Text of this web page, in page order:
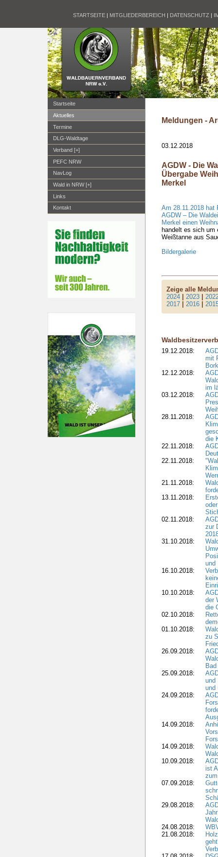
STARTSEITE | MITGLIEDERBEREICH | DATENSCHUTZ |
Startseite
Aktuelles
Termine
DLG-Waldtage
Verband [+]
PEFC NRW
NavLog
Wald in NRW [+]
Links
Kontakt
Meldungen -
03.12.2018
AGDW - Die
Übergabe
Merkel
Am 28.11.2018 hat
AGDW – Die
Merkel einen
handelt es sich um
Weißtanne aus
Bildergalerie
Zeige alle
2024 |2023 |
2017 |2016 |
19.12.2018:
mit
12.12.2018:
im
03.12.2018:
28.11.2018:
die
22.11.2018:
22.11.2018:
21.11.2018:
13.11.2018:
02.11.2018:
zur
31.10.2018:
und
16.10.2018:
10.10.2018:
der
die
02.10.2018:
01.10.2018:
zu
26.09.2018:
25.09.2018:
und
und
24.09.2018:
14.09.2018:
14.09.2018:
10.09.2018:
ist
07.09.2018:
29.08.2018:
24.08.2018:
21.08.2018: